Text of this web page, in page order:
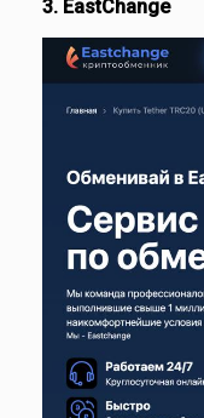
3. EastChange